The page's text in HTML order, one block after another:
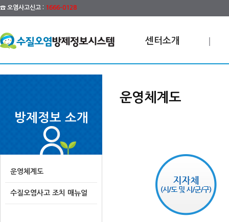
☎ 오염사고신고 : 1666-0128
센터소개
방제정보 소개
운영체계도
수질오염사고 조치 매뉴얼
운영체계도